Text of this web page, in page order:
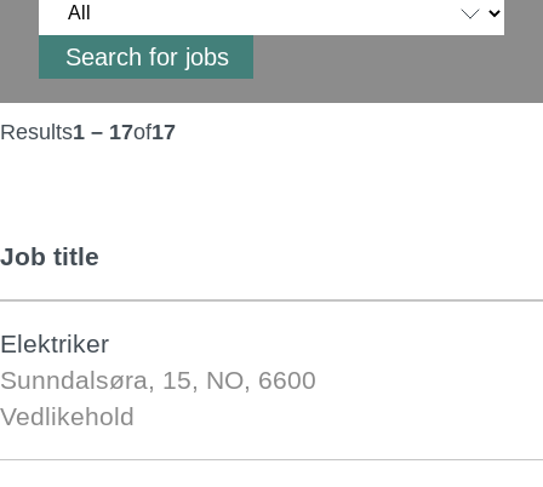
Results1 – 17of17
Job title
Elektriker
Sunndalsøra, 15, NO, 6600
Vedlikehold